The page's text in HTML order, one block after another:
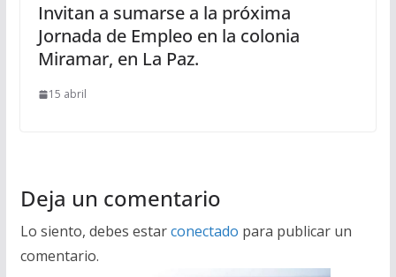
Invitan a sumarse a la próxima
Jornada de Empleo en la colonia
Miramar, en La Paz.
15 abril
Deja un comentario
Lo siento, debes estarconectado para publicar un
comentario.